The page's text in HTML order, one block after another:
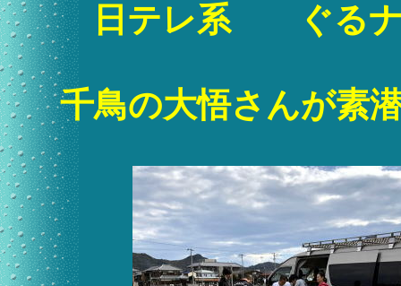
日テレ系 ぐるナ
千鳥の大悟さんが素